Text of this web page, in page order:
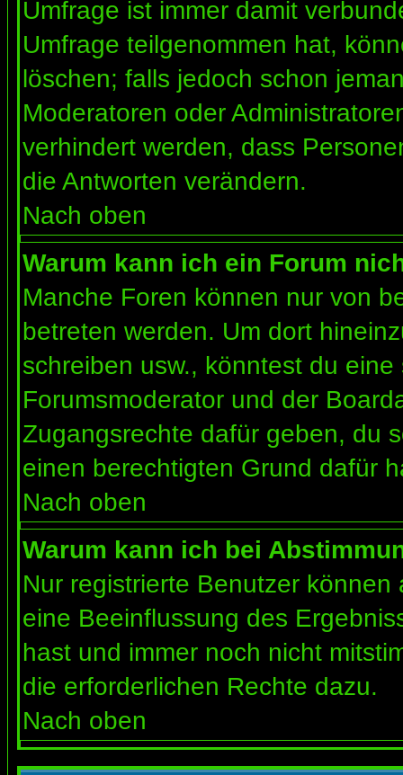
Umfrage ist immer damit
Umfrage teilgenommen hat,
löschen; falls jedoch schon
Moderatoren oder
verhindert werden, dass
die Antworten verändern.
Nach oben
Warum kann ich ein Forum
Manche Foren können nur von
betreten werden. Um dort
schreiben usw., könntest du
Forumsmoderator und der
Zugangsrechte dafür geben, du
einen berechtigten Grund dafür
Nach oben
Warum kann ich bei
Nur registrierte Benutzer
eine Beeinflussung des
hast und immer noch nicht
die erforderlichen Rechte dazu.
Nach oben